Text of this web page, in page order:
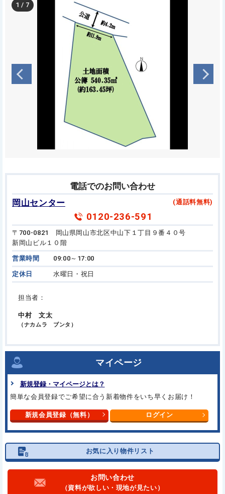
1 / 7
電話でのお問い合わせ
岡山センター
(通話料無料)
0120-236-591
〒700-0821 岡山県岡山市北区中山下１丁目９番４０号
新岡山ビル１０階
営業時間 09:00～17:00
定休日 水曜日・祝日
担当者：
中村 文太
（ナカムラ ブンタ）
マイページ
新規登録・マイページとは？
簡単な会員登録でご希望に合う 新着物件をいち早くお届け！
新規会員登録（無料） ログイン
お気に入り物件リスト
お問い合わせ
（資料が欲しい・現地が見たい）